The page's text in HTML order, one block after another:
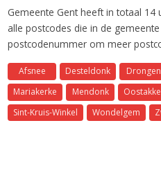
Gemeente Gent heeft in totaal 14
alle postcodes die in de
postcodenummer om meer
Afsnee Desteldonk Drongen
Mariakerke
Mendonk
Sint-Kruis-Winkel
Wondelgem